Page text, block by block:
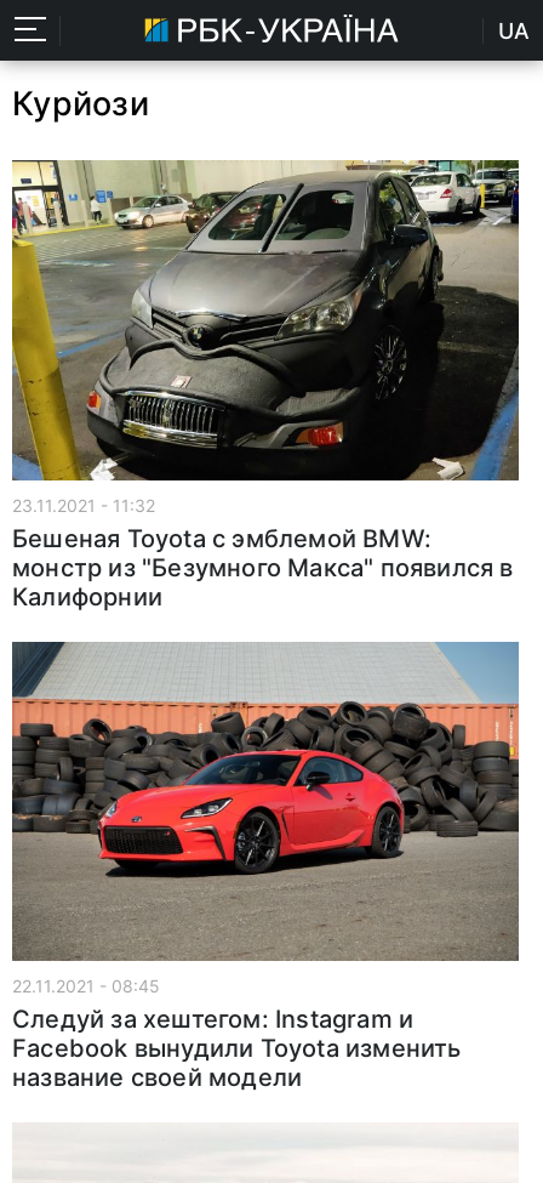
UA
Курйози
23.11.2021 - 11:32
Бешеная Toyota с эмблемой BMW:
монстр из "Безумного Макса" появился в
Калифорнии
22.11.2021 - 08:45
Следуй за хештегом: Instagram и
Facebook вынудили Toyota изменить
название своей модели